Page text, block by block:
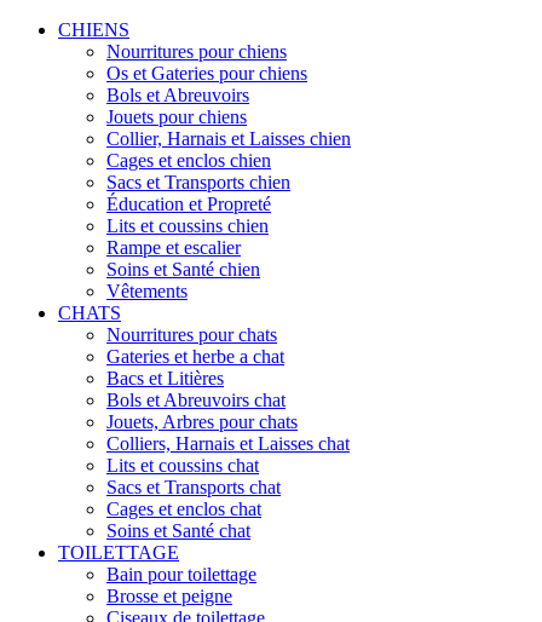
CHIENS
Nourritures pour chiens
Os et Gateries pour chiens
Bols et Abreuvoirs
Jouets pour chiens
Collier, Harnais et Laisses chien
Cages et enclos chien
Sacs et Transports chien
Éducation et Propreté
Lits et coussins chien
Rampe et escalier
Soins et Santé chien
Vêtements
CHATS
Nourritures pour chats
Gateries et herbe a chat
Bacs et Litières
Bols et Abreuvoirs chat
Jouets, Arbres pour chats
Colliers, Harnais et Laisses chat
Lits et coussins chat
Sacs et Transports chat
Cages et enclos chat
Soins et Santé chat
TOILETTAGE
Bain pour toilettage
Brosse et peigne
Ciseaux de toilettage